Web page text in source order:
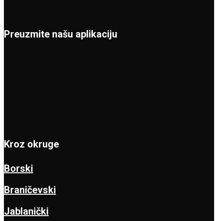
Preuzmite našu aplikaciju
Kroz okruge
Borski
Braničevski
Jablanički